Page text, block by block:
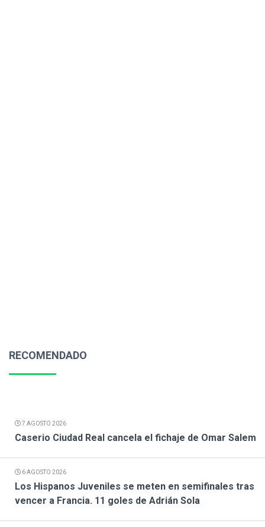
RECOMENDADO
7 AGOSTO 2026
Caserio Ciudad Real cancela el fichaje de Omar Salem
6 AGOSTO 2026
Los Hispanos Juveniles se meten en semifinales tras
vencer a Francia. 11 goles de Adrián Sola